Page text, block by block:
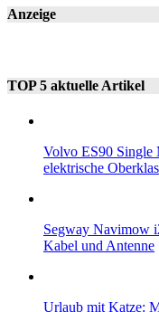
Anzeige
TOP 5 aktuelle Artikel
Volvo ES90 Single
elektrische
Segway Navimow
Kabel und Antenne
Urlaub mit Katze: